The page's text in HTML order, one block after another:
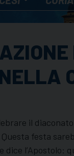
il
Questa festa
l’Apostolo: